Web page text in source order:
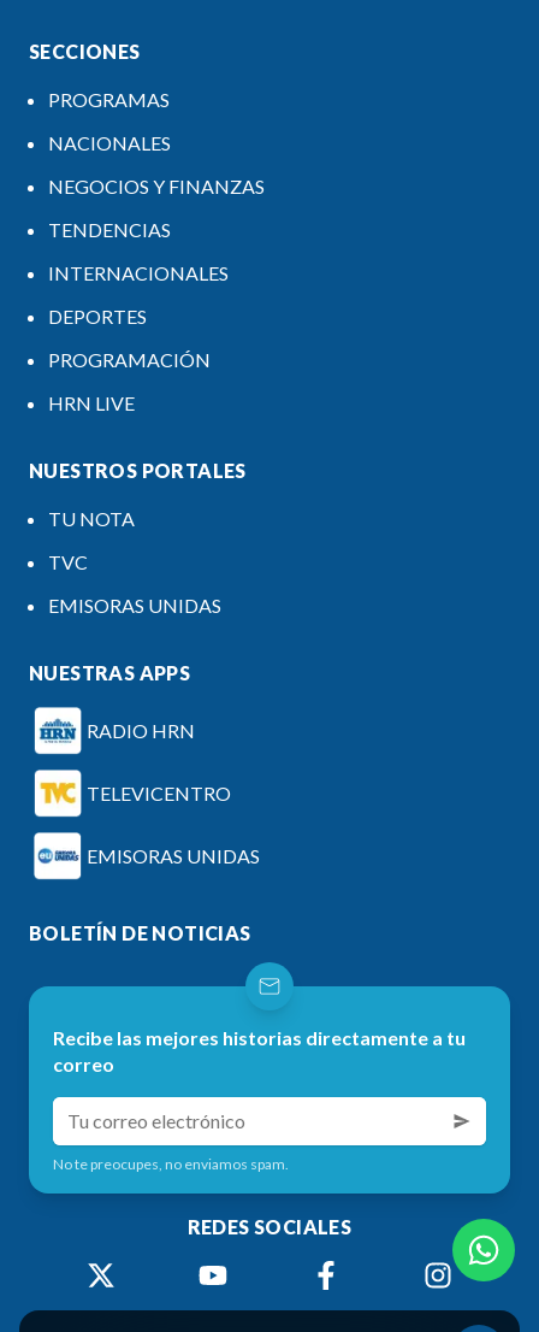
SECCIONES
PROGRAMAS
NACIONALES
NEGOCIOS Y FINANZAS
TENDENCIAS
INTERNACIONALES
DEPORTES
PROGRAMACIÓN
HRN LIVE
NUESTROS PORTALES
TU NOTA
TVC
EMISORAS UNIDAS
NUESTRAS APPS
RADIO HRN
TELEVICENTRO
EMISORAS UNIDAS
BOLETÍN DE NOTICIAS
Recibe las mejores historias directamente a tu
correo
No te preocupes, no enviamos spam.
REDES SOCIALES